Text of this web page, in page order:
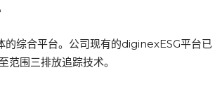
的综合平台。公司现有的diginexESG平台已
围三排放追踪技术。